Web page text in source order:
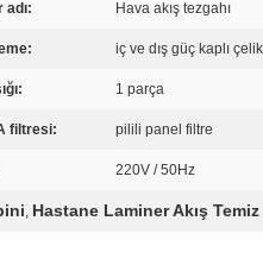
adı: Hava akış tezgahı
iç ve dış güç kaplı çelik
1 parça
filtresi: pilili panel filtre
220V / 50Hz
, Hastane Laminer Akış Temiz